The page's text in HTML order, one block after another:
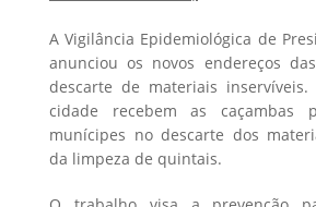
A Vigilância Epidemiológica de
anunciou os novos endereços
descarte de materiais
cidade recebem as caçambas
munícipes no descarte dos
da limpeza de quintais.